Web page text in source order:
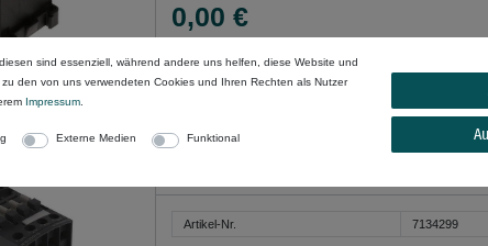
0,00 €
Hinweis:Leistungsschütz 3TF2001-0Al2 für SIEMENS
230VAC wurde seitens durch ein neues Ersatzteil
Klicken Sie auf den Button, um zum Ersatzteil zu gelangen
Artikel-Nr. 7134299
sind essenziell, während andere uns helfen, diese Website und
den von uns verwendeten Cookies und Ihren Rechten als Nutzer
Impressum
Externe Medien Funktional